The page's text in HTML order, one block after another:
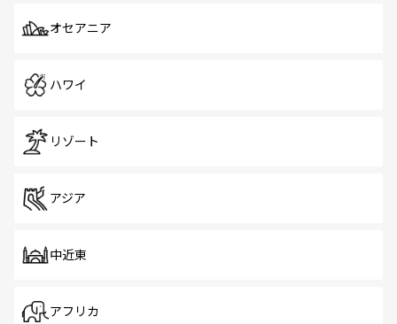
オセアニア
ハワイ
リゾート
アジア
中近東
アフリカ